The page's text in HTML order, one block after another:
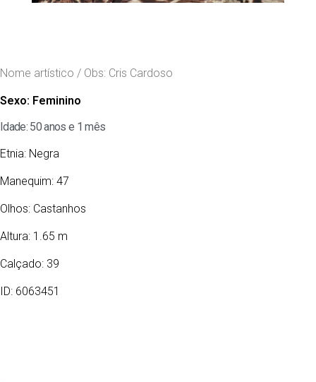
Nome artístico / Obs: Cris Cardoso
Sexo: Feminino
Idade: 50 anos e 1 mês
Etnia: Negra
Manequim: 47
Olhos: Castanhos
Altura: 1.65 m
Calçado: 39
ID: 6063451